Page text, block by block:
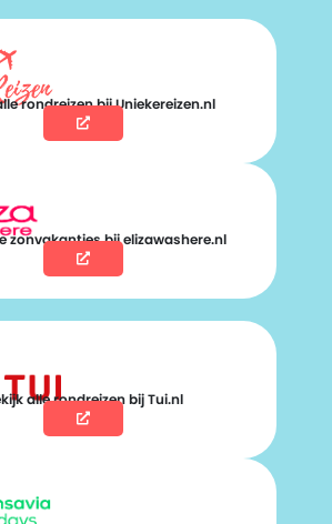
rondreizen bij Uniekereizen.nl
zonvakanties bij elizawashere.nl
alle rondreizen bij Tui.nl